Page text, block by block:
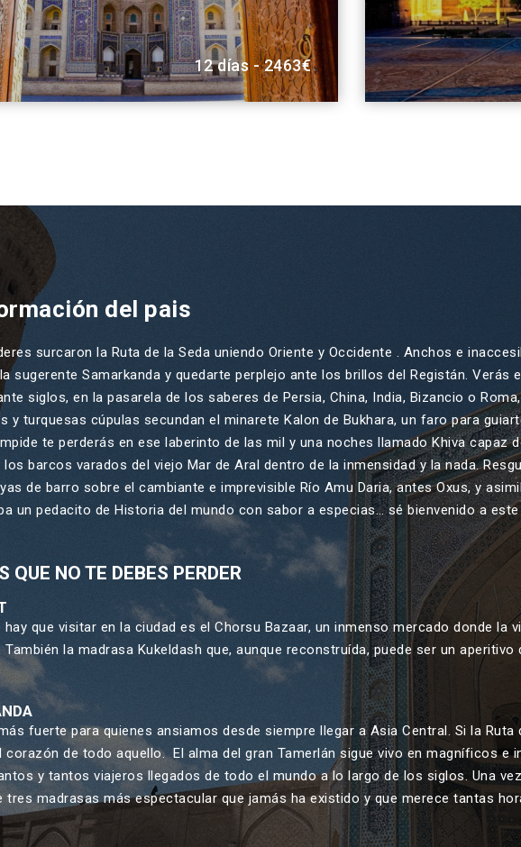
12 días - 2463€
del pais
surcaron la Ruta de la Seda uniendo Oriente y Occidente . Anchos e
sugerente Samarkanda y quedarte perplejo ante los brillos del Registán. Verás
siglos, en la pasarela de los saberes de Persia, China, India, Bizancio o
y turquesas cúpulas secundan el minarete Kalon de Bukhara, un faro para
te perderás en ese laberinto de las mil y una noches llamado Khiva capaz
barcos varados del viejo Mar de Aral dentro de la inmensidad y la nada.
de barro sobre el cambiante e imprevisible Río Amu Daria, antes Oxus, y
un pedacito de Historia del mundo con sabor a especias… sé bienvenido a
QUE NO TE DEBES PERDER
hay que visitar en la ciudad es el Chorsu Bazaar, un inmenso mercado donde la
También la madrasa Kukeldash que, aunque reconstruída, puede ser un
fuerte para quienes ansiamos desde siempre llegar a Asia Central. Si la
corazón de todo aquello. El alma del gran Tamerlán sigue vivo en magníficos e
y tantos viajeros llegados de todo el mundo a lo largo de los siglos. Una
tres madrasas más espectacular que jamás ha existido y que merece tantas